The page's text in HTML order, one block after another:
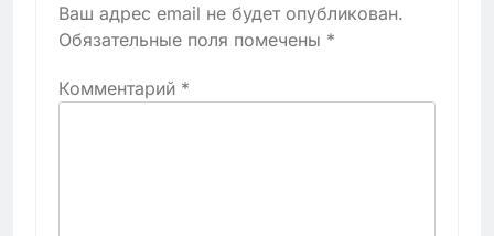
Ваш адрес email не будет опубликован.
Обязательные поля помечены *
Комментарий *